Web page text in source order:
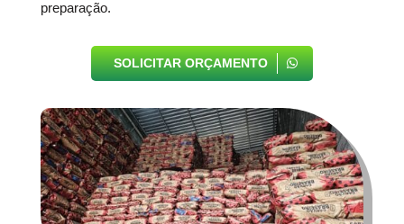
preparação.
SOLICITAR ORÇAMENTO